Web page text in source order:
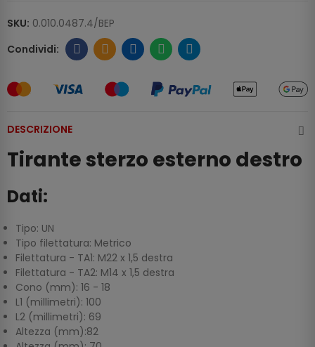
SKU: 0.010.0487.4/BEP
DESCRIZIONE
Tirante sterzo esterno destro
Dati:
Tipo: UN
Tipo filettatura: Metrico
Filettatura - TA1: M22 x 1,5 destra
Filettatura - TA2: M14 x 1,5 destra
Cono (mm): 16 - 18
L1 (millimetri): 100
L2 (millimetri): 69
Altezza (mm):82